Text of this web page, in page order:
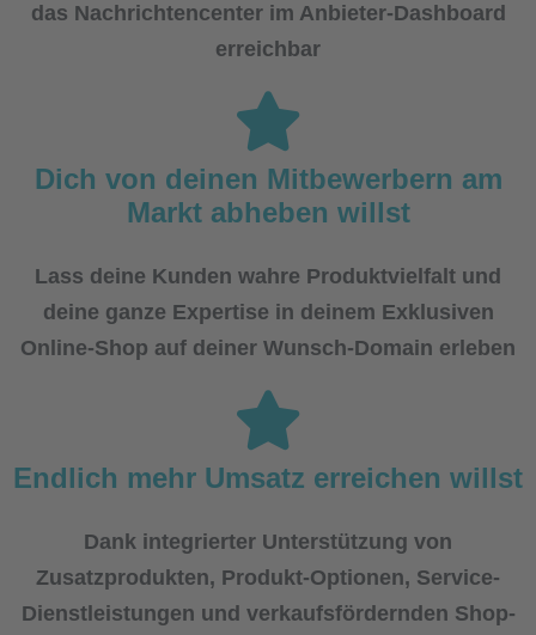
das Nachrichtencenter im Anbieter-Dashboard
erreichbar
Dich von deinen Mitbewerbern am
Markt abheben willst
Lass deine Kunden wahre Produktvielfalt und
deine ganze Expertise in deinem Exklusiven
Online-Shop auf deiner Wunsch-Domain erleben
Endlich mehr Umsatz erreichen willst
Dank integrierter Unterstützung von
Zusatzprodukten, Produkt-Optionen, Service-
Dienstleistungen und verkaufsfördernden Shop-